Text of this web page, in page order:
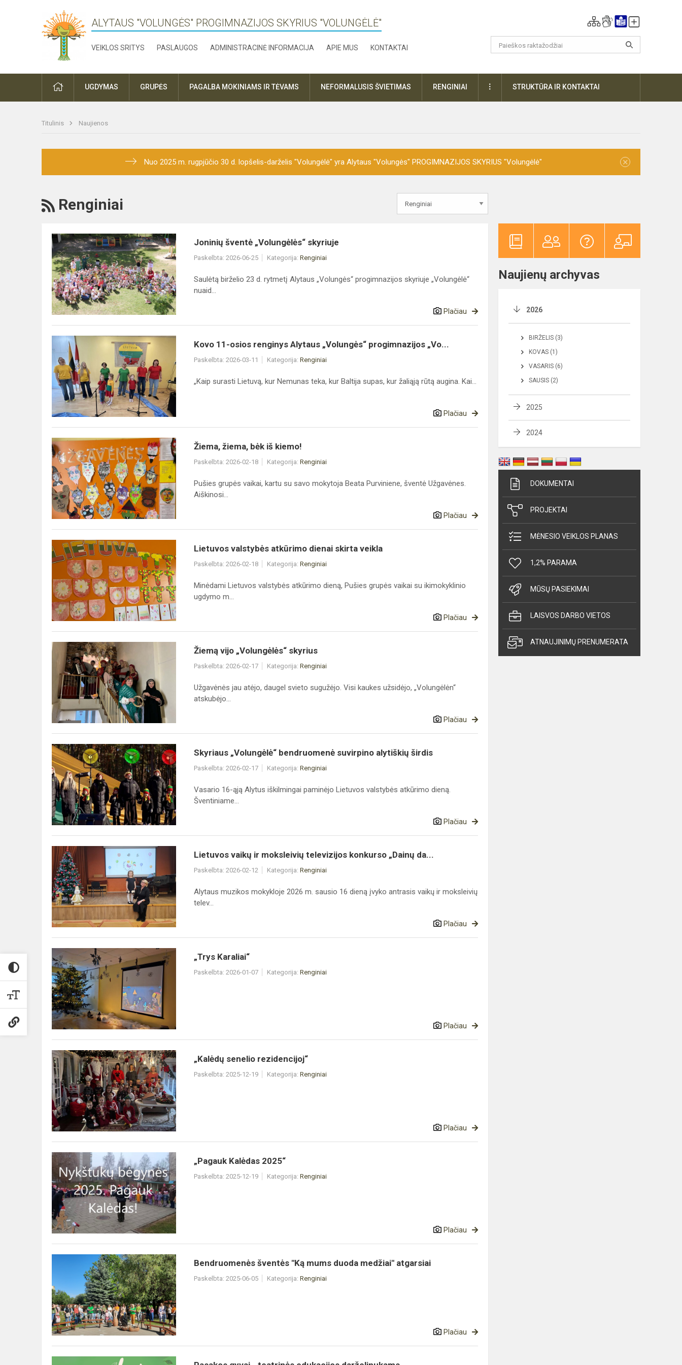
ALYTAUS "VOLUNGĖS" PROGIMNAZIJOS SKYRIUS "VOLUNGĖLĖ"
VEIKLOS SRITYS PASLAUGOS ADMINISTRACINĖ INFORMACIJA APIE MUS KONTAKTAI
PRADŽIAUGDYMAS GRUPĖS PAGALBA MOKINIAMS IR TĖVAMS NEFORMALUSIS ŠVIETIMAS RENGINIAI DAUGIAUSTRUKTŪRA IR KONTAKTAI
Titulinis Naujienos
Nuo 2025 m. rugpjūčio 30 d. lopšelis-darželis "Volungėlė" yra Alytaus "Volungės" PROGIMNAZIJOS SKYRIUS "Volungėlė" ×
RSS
Renginiai
Joninių
šventė
„Volungėlės“
skyriuje
Joninių šventė „Volungėlės“ skyriuje
Paskelbta: 2026-06-25 Kategorija: Renginiai
Saulėtą birželio 23 d. rytmetį Alytaus „Volungės“ progimnazijos skyriuje „Volungėlė“
nuaid...
Plačiau
Kovo
11-
osios
renginys
Alytaus
„Volungės“
progimnazijos
„Vo...
Kovo 11-osios renginys Alytaus „Volungės“ progimnazijos „Vo...
Paskelbta: 2026-03-11 Kategorija: Renginiai
„Kaip surasti Lietuvą, kur Nemunas teka, kur Baltija supas, kur žaliąją rūtą augina. Kai...
Plačiau
Žiema,
žiema,
bėk
iš
kiemo!
Žiema, žiema, bėk iš kiemo!
Paskelbta: 2026-02-18 Kategorija: Renginiai
Pušies grupės vaikai, kartu su savo mokytoja Beata Purviniene, šventė Užgavėnes.
Aiškinosi...
Plačiau
Lietuvos
valstybės
atkūrimo
dienai
skirta
veikla
Lietuvos valstybės atkūrimo dienai skirta veikla
Paskelbta: 2026-02-18 Kategorija: Renginiai
Minėdami Lietuvos valstybės atkūrimo dieną, Pušies grupės vaikai su ikimokyklinio
ugdymo m...
Plačiau
Žiemą
„Volungėlės“
skyrius
Žiemą vijo „Volungėlės“ skyrius
Paskelbta: 2026-02-17 Kategorija: Renginiai
Užgavėnės jau atėjo, daugel svieto sugužėjo. Visi kaukes užsidėjo, „Volungėlėn“
atskubėjo...
Plačiau
Skyriaus
„Volungėlė“
bendruomenė
suvirpino
alytiškių
širdis
Skyriaus „Volungėlė“ bendruomenė suvirpino alytiškių širdis
Paskelbta: 2026-02-17 Kategorija: Renginiai
Vasario 16-ąją Alytus iškilmingai paminėjo Lietuvos valstybės atkūrimo dieną.
Šventiniame...
Plačiau
Lietuvos
vaikų
ir
moksleivių
televizijos
konkurso
„Dainų
da...
Lietuvos vaikų ir moksleivių televizijos konkurso „Dainų da...
Paskelbta: 2026-02-12 Kategorija: Renginiai
Alytaus muzikos mokykloje 2026 m. sausio 16 dieną įvyko antrasis vaikų ir moksleivių
telev...
Plačiau
„Trys
Karaliai“
„Trys Karaliai“
Paskelbta: 2026-01-07 Kategorija: Renginiai
Plačiau
„Kalėdų
senelio
rezidencijoj“
„Kalėdų senelio rezidencijoj“
Paskelbta: 2025-12-19 Kategorija: Renginiai
Plačiau
„Pagauk
Kalėdas
2025“
„Pagauk Kalėdas 2025“
Paskelbta: 2025-12-19 Kategorija: Renginiai
Plačiau
Bendruomenės
"Ką
mums
duoda
medžiai"
atgarsiai
Bendruomenės šventės "Ką mums duoda medžiai" atgarsiai
Paskelbta: 2025-06-05 Kategorija: Renginiai
Plačiau
Naujienų archyvas
2026
BIRŽELIS (3)
KOVAS (1)
VASARIS (6)
SAUSIS (2)
2025
2024
DOKUMENTAI
PROJEKTAI
MĖNESIO VEIKLOS PLANAS
1,2% PARAMA
MŪSŲ PASIEKIMAI
LAISVOS DARBO VIETOS
ATNAUJINIMŲ PRENUMERATA